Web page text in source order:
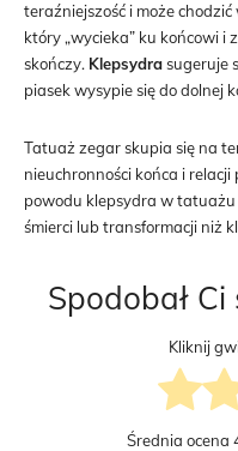
teraźniejszość i może
który „wycieka” ku końcowi i
skończy. Klepsydrasugeruje
piasek wysypie się do dolnej
Tatuaż zegar skupia się na
nieuchronności końca i relacji
powodu klepsydra w tatuażu
śmierci lub transformacji niż
Spodobał Ci
Kliknij
Średnia ocena